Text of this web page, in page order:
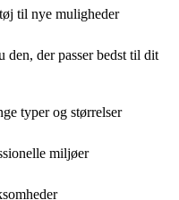
til nye muligheder
der passer bedst til dit
typer og størrelser
miljøer